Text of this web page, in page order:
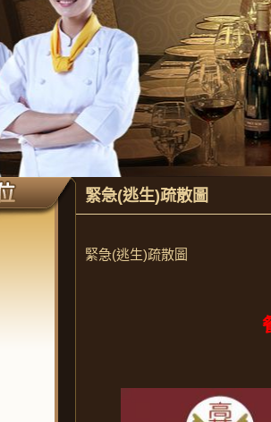
緊急(逃生)疏散圖
緊急(逃生)疏散圖